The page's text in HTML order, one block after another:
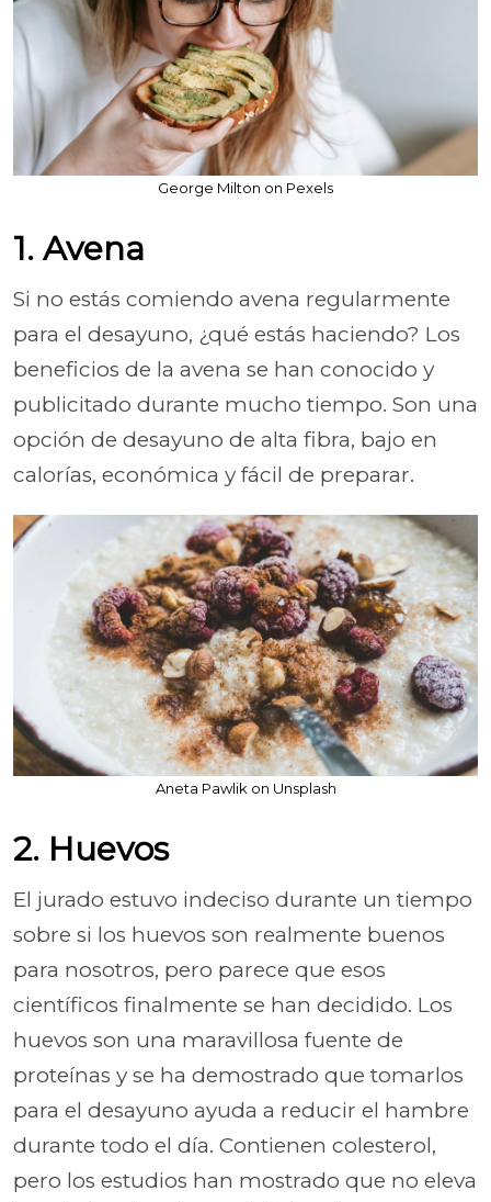
George Milton on Pexels
1. Avena
Si no estás comiendo avena regularmente
para el desayuno, ¿qué estás haciendo? Los
beneficios de la avena se han conocido y
publicitado durante mucho tiempo. Son una
opción de desayuno de alta fibra, bajo en
calorías, económica y fácil de preparar.
Aneta Pawlik on Unsplash
2. Huevos
El jurado estuvo indeciso durante un tiempo
sobre si los huevos son realmente buenos
para nosotros, pero parece que esos
científicos finalmente se han decidido. Los
huevos son una maravillosa fuente de
proteínas y se ha demostrado que tomarlos
para el desayuno ayuda a reducir el hambre
durante todo el día. Contienen colesterol,
pero los estudios han mostrado que no eleva